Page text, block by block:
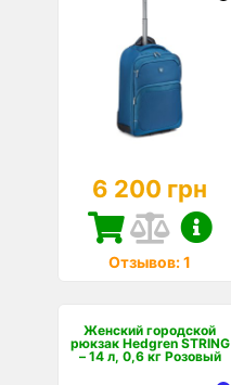
6 200 грн
Отзывов: 1
Женский городской
рюкзак Hedgren STRING
– 14 л, 0,6 кг Розовый